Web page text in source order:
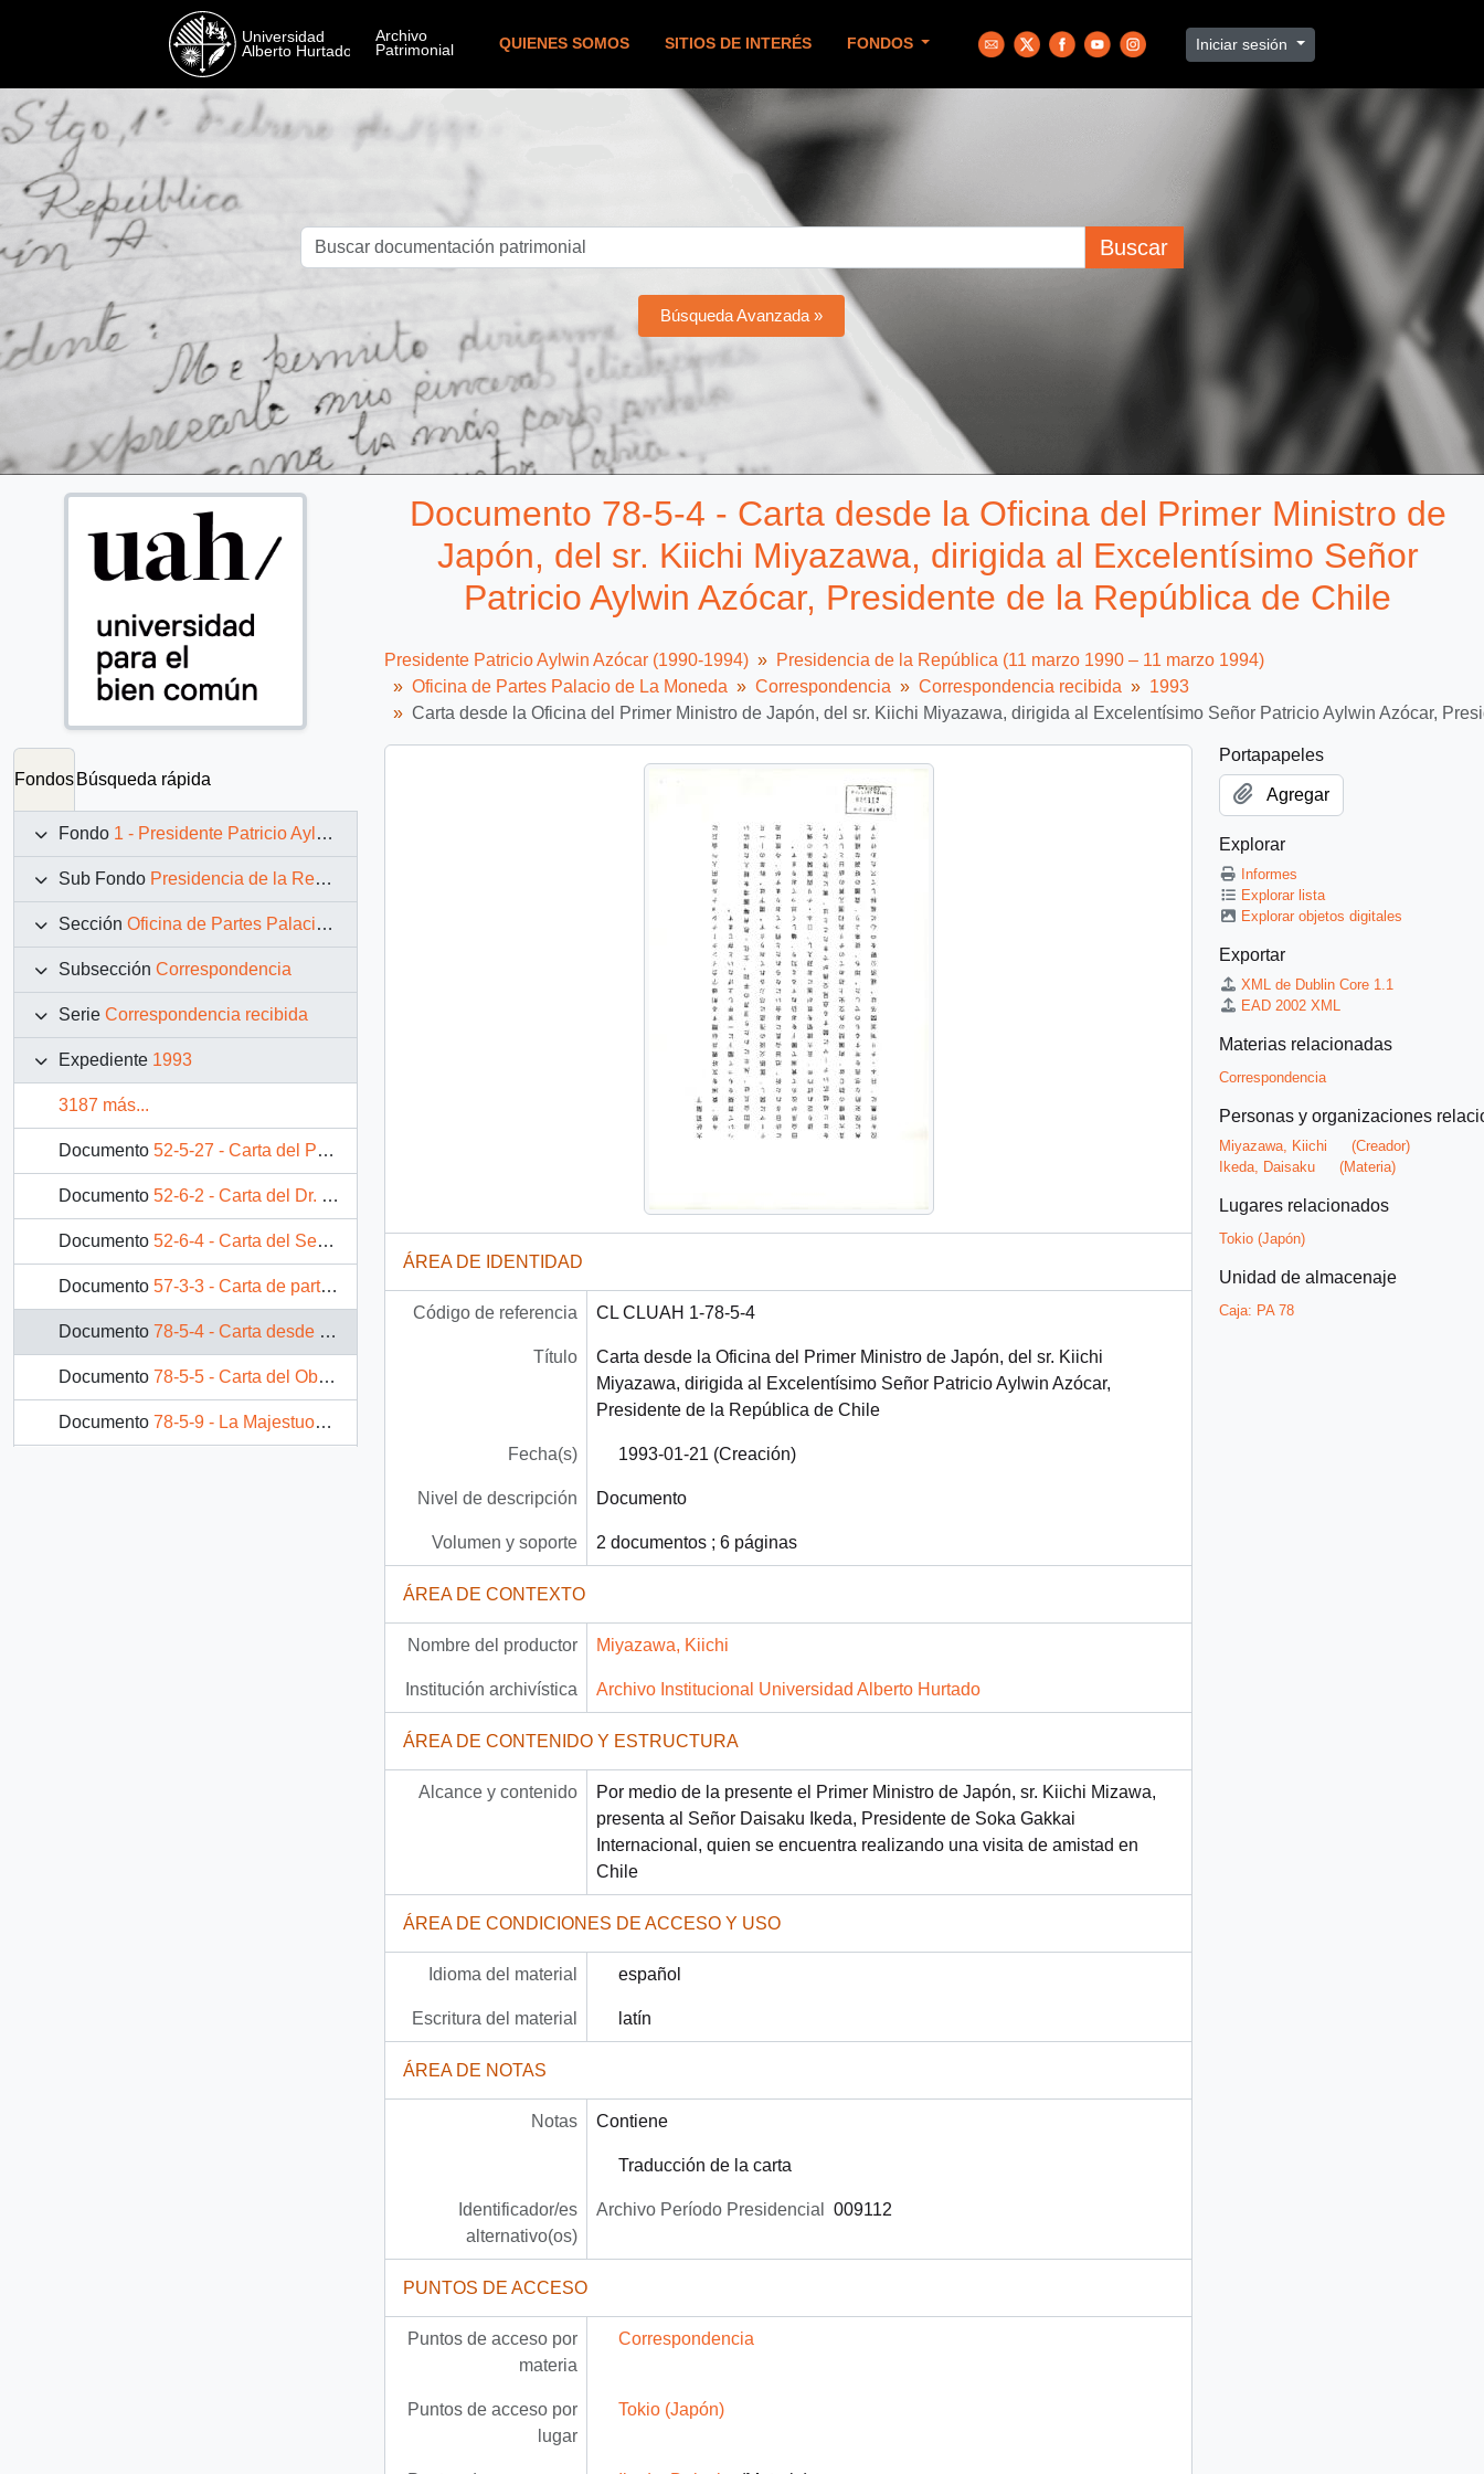
QUIENES SOMOS SITIOS DE INTERÉS FONDOS Iniciar sesión
Buscar
Búsqueda Avanzada »
Fondos Búsqueda rápida
Fondo 1 - Presidente Patricio Aylwin Azócar (1990-1994)
Sub Fondo Presidencia de la República (11 marzo 1990 – 11 marzo 1994)
Sección Oficina de Partes Palacio de La Moneda
Subsección Correspondencia
Serie Correspondencia recibida
Expediente 1993
3187 más...
Documento 52-5-27 - Carta del Presidente Electo de Honduras Señor Carlos Roberto Reina, dirigida al Excelentísimo Señor Patricio Aylwin Azócar, Presidente de Chile
Documento 52-6-2 - Carta del Dr. Mahathir Bin Mohamad [Primer Ministro de Malasia] dirigida a Su Excelencia, El Presidente de la República, don Patricio Aylwin Azócar
Documento 52-6-4 - Carta del Señor Carlos Salinas de Gortari, Presidente Constitucional de los Estados Unidos Mexicanos, dirigida al Excelentísimo Sr. Patricio Aylwin Azócar
Documento 57-3-3 - Carta de parte del Emir de Kuwait, Jaber AlAhmed AlSabah, dirigida a su Excelencia el Presidente de la República, Patricio Aylwin Azócar,
Documento 78-5-4 - Carta desde la Oficina del Primer Ministro de Japón, del sr. Kiichi Miyazawa, dirigida al Excelentísimo Señor Patricio Aylwin Azócar, Presidente de la República de Chile
Documento 78-5-5 - Carta del Obispo de la Diócesis de San Ambrosio de Linares, sr. Carlos Camus Larenas, dirigida al Señor Patricio Aylwin Azócar, Presidente de la República de Chile
Documento 78-5-9 - La Majestuosa Presencia de la Democracia en la Cordillera Andina
Documento 78-5-4 - Carta desde la Oficina del Primer Ministro de
Japón, del sr. Kiichi Miyazawa, dirigida al Excelentísimo Señor
Patricio Aylwin Azócar, Presidente de la República de Chile
Presidente Patricio Aylwin Azócar (1990-1994)
Presidencia de la República (11 marzo 1990 – 11 marzo 1994)
Oficina de Partes Palacio de La Moneda
Correspondencia Correspondencia recibida
1993
Carta desde la Oficina del Primer Ministro de Japón, del sr. Kiichi Miyazawa, dirigida al Excelentísimo Señor Patricio Aylwin Azócar,
ÁREA DE IDENTIDAD
Código de referencia CL CLUAH 1-78-5-4
Título
Carta desde la Oficina del Primer Ministro de Japón, del sr. Kiichi
Miyazawa, dirigida al Excelentísimo Señor Patricio Aylwin Azócar,
Presidente de la República de Chile
Fecha(s) 1993-01-21 (Creación)
Nivel de descripción Documento
Volumen y soporte 2 documentos ; 6 páginas
ÁREA DE CONTEXTO
Nombre del productor Miyazawa, Kiichi
Institución archivística Archivo Institucional Universidad Alberto Hurtado
ÁREA DE CONTENIDO Y ESTRUCTURA
Alcance y contenido
Por medio de la presente el Primer Ministro de Japón, sr. Kiichi Mizawa,
presenta al Señor Daisaku Ikeda, Presidente de Soka Gakkai
Internacional, quien se encuentra realizando una visita de amistad en
Chile
ÁREA DE CONDICIONES DE ACCESO Y USO
Idioma del material español
Escritura del material latín
ÁREA DE NOTAS
Notas Contiene
Traducción de la carta
Identificador/es
alternativo(os)
Archivo Período Presidencial 009112
PUNTOS DE ACCESO
Puntos de acceso por
materia
Correspondencia
Puntos de acceso por
lugar
Tokio (Japón)
Portapapeles
Agregar
Explorar
Informes
Explorar lista
Explorar objetos digitales
Exportar
XML de Dublin Core 1.1
EAD 2002 XML
Materias relacionadas
Correspondencia
Personas y organizaciones
Miyazawa, Kiichi
(Creador)
Ikeda, Daisaku
(Materia)
Lugares relacionados
Tokio (Japón)
Unidad de almacenaje
Caja: PA 78